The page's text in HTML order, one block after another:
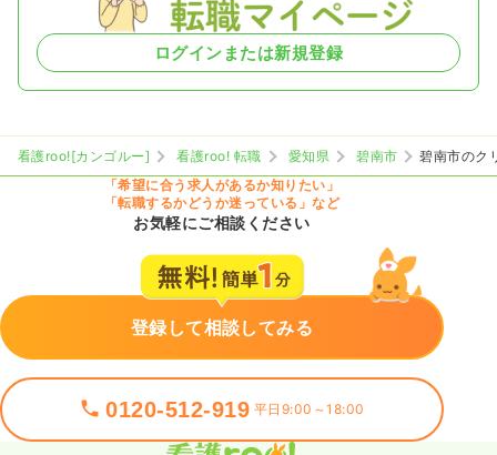
ログインまたは新規登録
看護roo![カンゴルー] 看護roo! 転職 愛知県 碧南市
碧南市のク
「希望に合う求人があるか知りたい」
「転職するかどうか迷っている」など
お気軽にご相談ください
登録して相談してみる
0120-512-919 平日9:00～18:00